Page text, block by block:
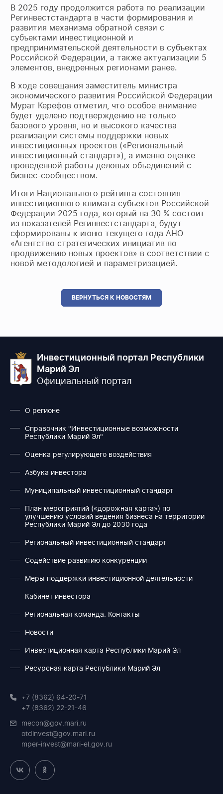
В 2025 году продолжится работа по реализации
Регинвестстандарта в части формирования и
развития механизма обратной связи с
субъектами инвестиционной и
предпринимательской деятельности в субъектах
Российской Федерации, а также актуализации 5
элементов, внедренных регионами ранее.
В ходе совещания заместитель министра
экономического развития Российской Федерации
Мурат Керефов отметил, что особое внимание
будет уделено подтверждению не только
базового уровня, но и высокого качества
реализации системы поддержки новых
инвестиционных проектов («Региональный
инвестиционный стандарт»), а именно оценке
проведенной работы деловых объединений с
бизнес-сообществом.
Итоги Национального рейтинга состояния
инвестиционного климата субъектов Российской
Федерации 2025 года, который на 30 % состоит
из показателей Регинвестстандарта, будут
сформированы к июню текущего года АНО
«Агентство стратегических инициатив по
продвижению новых проектов» в соответствии с
новой методологией и параметризацией.
ВЕРНУТЬСЯ К НОВОСТЯМ
Инвестиционный портал Республики
Марий Эл
Официальный портал
О регионе
Справочник "Инвестиционные возможности
Республики Марий Эл"
Оценка регулирующего воздействия
Азбука инвестора
Муниципальный инвестиционный стандарт
План мероприятий («дорожная карта») по
улучшению условий ведения бизнеса на территории
Республики Марий Эл до 2030 года
Региональный инвестиционный стандарт
Содействие развитию конкуренции
Меры поддержки инвестиционной деятельности
Кабинет инвестора
Региональная команда. Контакты
Новости
Инвестиционная карта Республики Марий Эл
Ресурсная карта Республики Марий Эл
+7 (8362) 64-20-71
+7 (8362) 22-21-46
mecon@gov.mari.ru
otdinvest@gov.mari.ru
mper-invest@mari-el.gov.ru